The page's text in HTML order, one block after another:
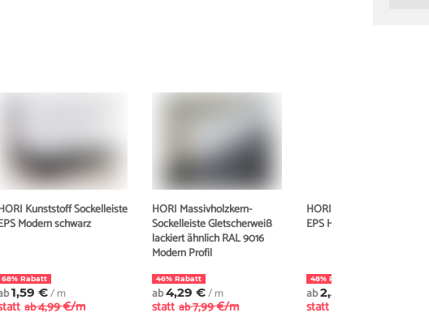
Kunststoff Sockelleiste
Modern schwarz
68% Rabatt
1,59 €/ m
ab4,99 €/m
HORI Massivholzkern-
Sockelleiste Gletscherweiß
lackiert ähnlich RAL 9016
Modern Profil
46% Rabatt
ab4,29 €/ m
statt ab7,99 €/m
HORI Kunststoff Sockelleiste
EPS Hamburger Profil weiß
48% Rabatt
ab2,59 €
statt